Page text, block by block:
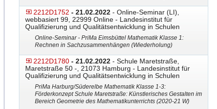
2212D1752 - 21.02.2022 - Online-Seminar (LI),
webbasiert 99, 22999 Online - Landesinstitut für
Qualifizierung und Qualitätsentwicklung in Schulen
Online-Seminar - PriMa Eimsbüttel Mathematik Klasse 1:
Rechnen in Sachzusammenhängen (Wiederholung)
2212D1780 - 21.02.2022 - Schule Maretstraße,
Maretstraße 50 -, 21073 Hamburg - Landesinstitut für
Qualifizierung und Qualitätsentwicklung in Schulen
PriMa Harburg/Süderelbe Mathematik Klasse 1-3:
Förderkonzept Schule Maretstraße: Künstlerische​s Gestalten im
Bereich Geometrie des Mathematikunterrichts (202​0-21 W)